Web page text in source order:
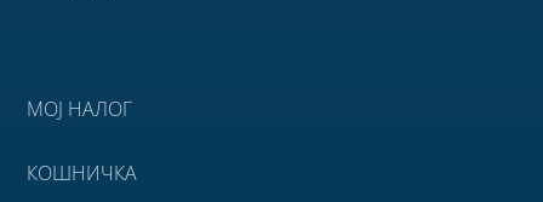
МОЈ НАЛОГ
КОШНИЧКА